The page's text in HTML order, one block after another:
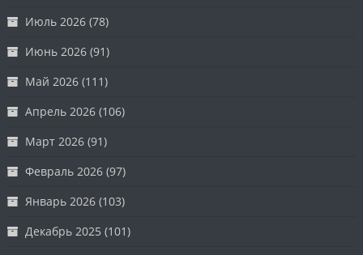
Июль 2026 (78)
Июнь 2026 (91)
Май 2026 (111)
Апрель 2026 (106)
Март 2026 (91)
Февраль 2026 (97)
Январь 2026 (103)
Декабрь 2025 (101)